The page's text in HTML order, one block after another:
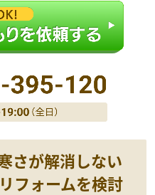
さが解消しない
フォームを検討